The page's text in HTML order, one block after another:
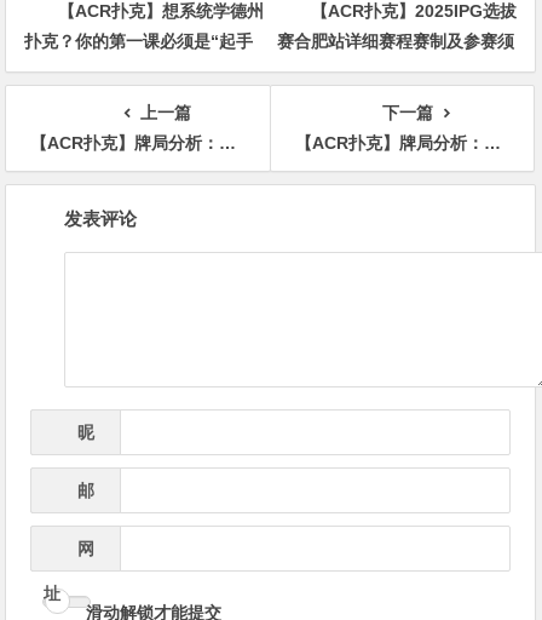
【ACR扑克】想系统学德州
扑克？你的第一课必须是“起手
牌范围”
【ACR扑克】2025IPG选拔
赛合肥站详细赛程赛制及参赛须
知发布（更新版）
上一篇
【ACR扑克】牌局分析：没法摊牌时不bluff，可以摊牌时乱bluff
下一篇
【ACR扑克】牌局分析：口袋55，翻前面对CO位置加注应如何行动？
发表评论
昵
邮
网
址
滑动解锁才能提交